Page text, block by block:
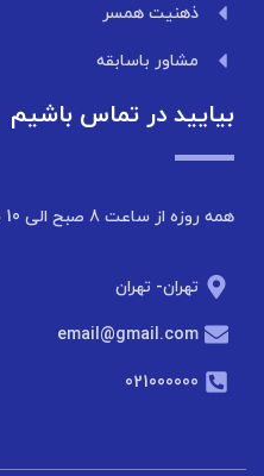
ذهنیت همسر
مشاور باسابقه
بیایید در تماس باشیم
همه روزه از ساعت 8 صبح الی 10 شب یا زمان دلخواهتان
تهران- تهران
email@gmail.com
021000000